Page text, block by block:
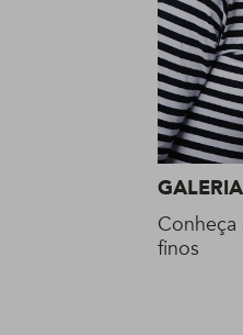
GALERIA
finos